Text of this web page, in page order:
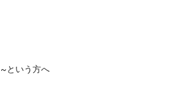
という方へ